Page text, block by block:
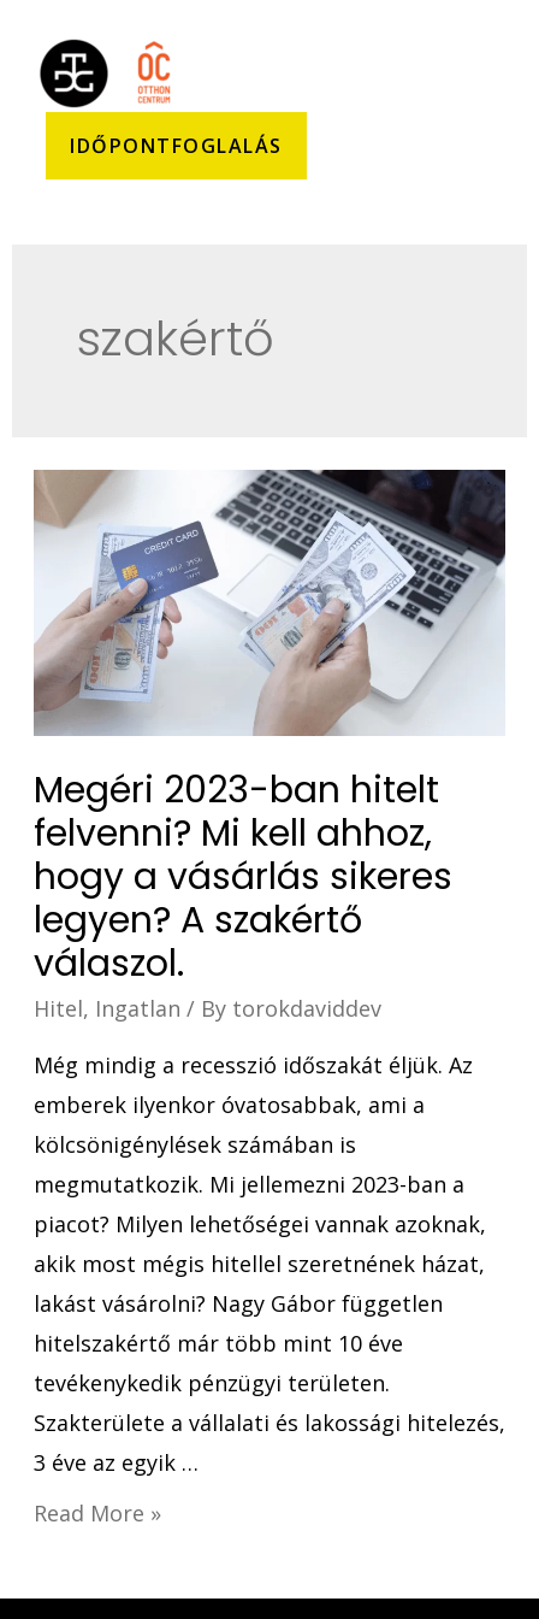
IDŐPONTFOGLALÁS
szakértő
Megéri 2023-ban hitelt
felvenni? Mi kell ahhoz,
hogy a vásárlás sikeres
legyen? A szakértő
válaszol.
Hitel, Ingatlan / By torokdaviddev
Még mindig a recesszió időszakát éljük. Az
emberek ilyenkor óvatosabbak, ami a
kölcsönigénylések számában is
megmutatkozik. Mi jellemezni 2023-ban a
piacot? Milyen lehetőségei vannak azoknak,
akik most mégis hitellel szeretnének házat,
lakást vásárolni? Nagy Gábor független
hitelszakértő már több mint 10 éve
tevékenykedik pénzügyi területen.
Szakterülete a vállalati és lakossági hitelezés,
3 éve az egyik …
Read More »